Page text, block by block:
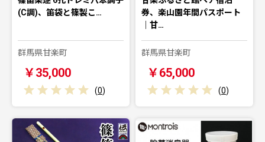
(C調)、笛袋と篠製こ…
群馬県甘楽町
￥35,000
(0)
券、楽山園年間パスポート
｜甘…
群馬県甘楽町
￥65,000
(0)